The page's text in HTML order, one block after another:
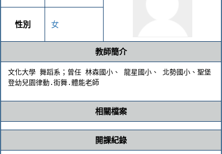
性別 女
教師簡介
文化大學 舞蹈系；曾任 林森國小、 龍星國小、 北勢國小、聖堡
登幼兒園律動.街舞.體能老師
相關檔案
開課紀錄